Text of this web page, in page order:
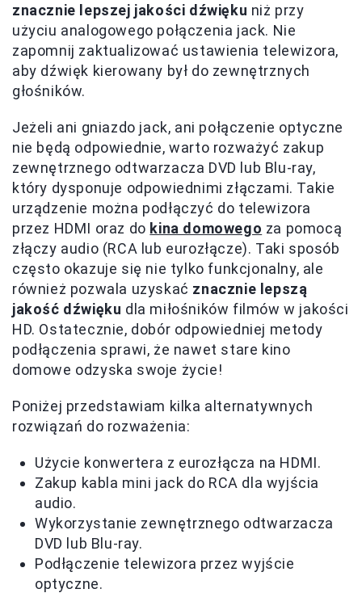
znacznie lepszej jakości dźwięku niż przy
użyciu analogowego połączenia jack. Nie
zapomnij zaktualizować ustawienia telewizora,
aby dźwięk kierowany był do zewnętrznych
głośników.
Jeżeli ani gniazdo jack, ani połączenie optyczne
nie będą odpowiednie, warto rozważyć zakup
zewnętrznego odtwarzacza DVD lub Blu-ray,
który dysponuje odpowiednimi złączami. Takie
urządzenie można podłączyć do telewizora
przez HDMI oraz do kina domowego za pomocą
złączy audio (RCA lub eurozłącze). Taki sposób
często okazuje się nie tylko funkcjonalny, ale
również pozwala uzyskać znacznie lepszą
jakość dźwięku dla miłośników filmów w jakości
HD. Ostatecznie, dobór odpowiedniej metody
podłączenia sprawi, że nawet stare kino
domowe odzyska swoje życie!
Poniżej przedstawiam kilka alternatywnych
rozwiązań do rozważenia:
Użycie konwertera z eurozłącza na HDMI.
Zakup kabla mini jack do RCA dla wyjścia
audio.
Wykorzystanie zewnętrznego odtwarzacza
DVD lub Blu-ray.
Podłączenie telewizora przez wyjście
optyczne.